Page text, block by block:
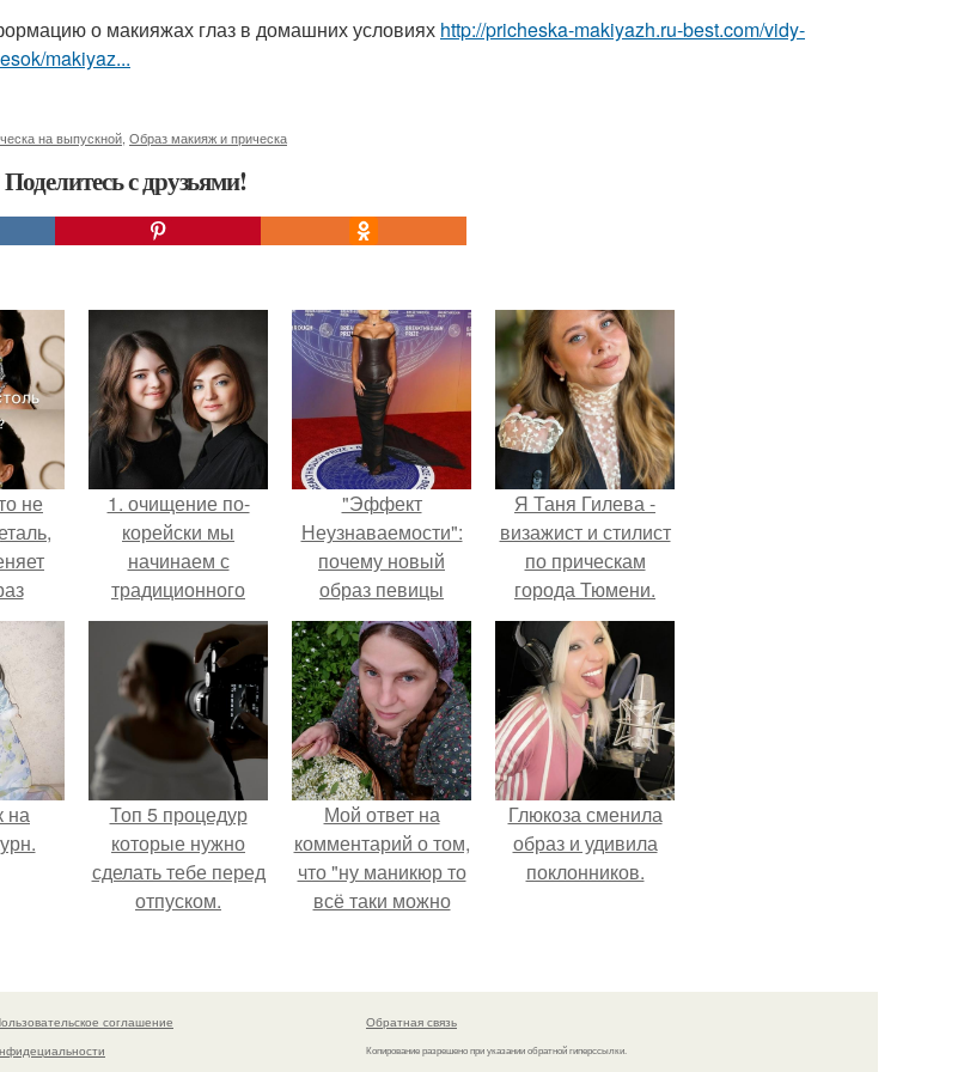
о макияжах глаз в домашних условиях http://pricheska-makiyazh.ru-best.com/vidy-
makiyaz...
на выпускной Образ макияж и прическа
с друзьями!
не
1. очищение по-
корейски мы
начинаем с
традиционного
шага - удаления
макияжа с области
глаз.
"Эффект
Неузнаваемости":
почему новый
образ певицы
вызвал споры о
гранях
возможного?
Я Таня Гилева -
визажист и стилист
по прическам
города Тюмени.
на
Топ 5 процедур
которые нужно
сделать тебе перед
отпуском.
Мой ответ на
комментарий о том,
что "ну маникюр то
всё таки можно
Глюкоза сменила
образ и удивила
поклонников.
соглашение
Обратная связь
Копирование разрешено при указании обратной гиперссылки.